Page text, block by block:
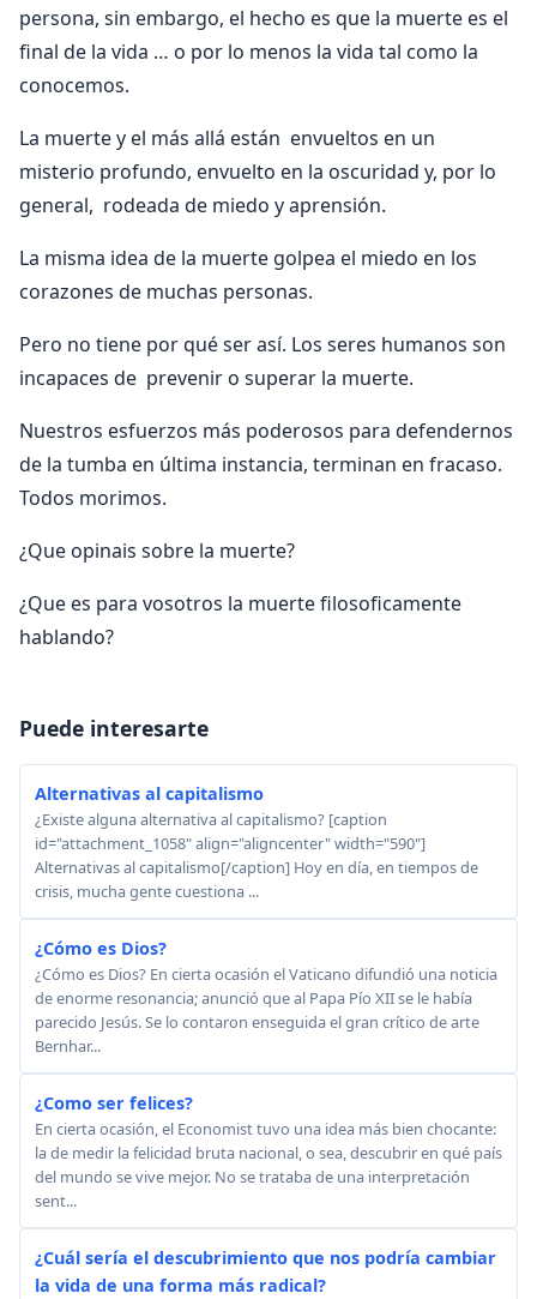
persona, sin embargo, el hecho es que la muerte es el
final de la vida … o por lo menos la vida tal como la
conocemos.
La muerte y el más allá están envueltos en un
misterio profundo, envuelto en la oscuridad y, por lo
general, rodeada de miedo y aprensión.
La misma idea de la muerte golpea el miedo en los
corazones de muchas personas.
Pero no tiene por qué ser así. Los seres humanos son
incapaces de prevenir o superar la muerte.
Nuestros esfuerzos más poderosos para defendernos
de la tumba en última instancia, terminan en fracaso.
Todos morimos.
¿Que opinais sobre la muerte?
¿Que es para vosotros la muerte filosoficamente
hablando?
Puede interesarte
Alternativas al capitalismo
¿Existe alguna alternativa al capitalismo? [caption
id="attachment_1058" align="aligncenter" width="590"]
Alternativas al capitalismo[/caption] Hoy en día, en tiempos de
crisis, mucha gente cuestiona ...
¿Cómo es Dios?
¿Cómo es Dios? En cierta ocasión el Vaticano difundió una noticia
de enorme resonancia; anunció que al Papa Pío XII se le había
parecido Jesús. Se lo contaron enseguida el gran crítico de arte
Bernhar...
¿Como ser felices?
En cierta ocasión, el Economist tuvo una idea más bien chocante:
la de medir la felicidad bruta nacional, o sea, descubrir en qué país
del mundo se vive mejor. No se trataba de una interpretación
sent...
¿Cuál sería el descubrimiento que nos podría cambiar
la vida de una forma más radical?